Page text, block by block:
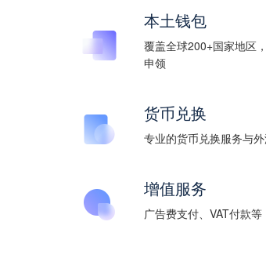
本土钱包
覆盖全球200+国家地区
申领
货币兑换
专业的货币兑换服务与
增值服务
广告费支付、VAT付款等